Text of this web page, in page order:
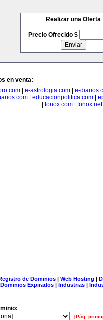
Realizar una Oferta
Precio Ofrecido $
en venta:
e-astrologia.com
e-
educacionpolitica.com
fonox.com| fonox.net
de Dominios| Web Hosting |
Dominios Expirados | Industrias |
[Pág.